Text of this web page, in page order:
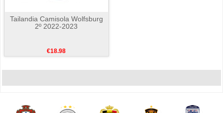
Tailandia Camisola Wolfsburg
2º 2022-2023
€18.98